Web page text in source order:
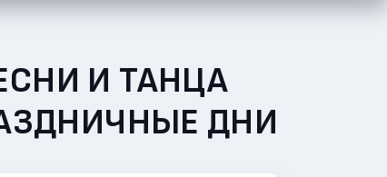
И ТАНЦА
ДНИ